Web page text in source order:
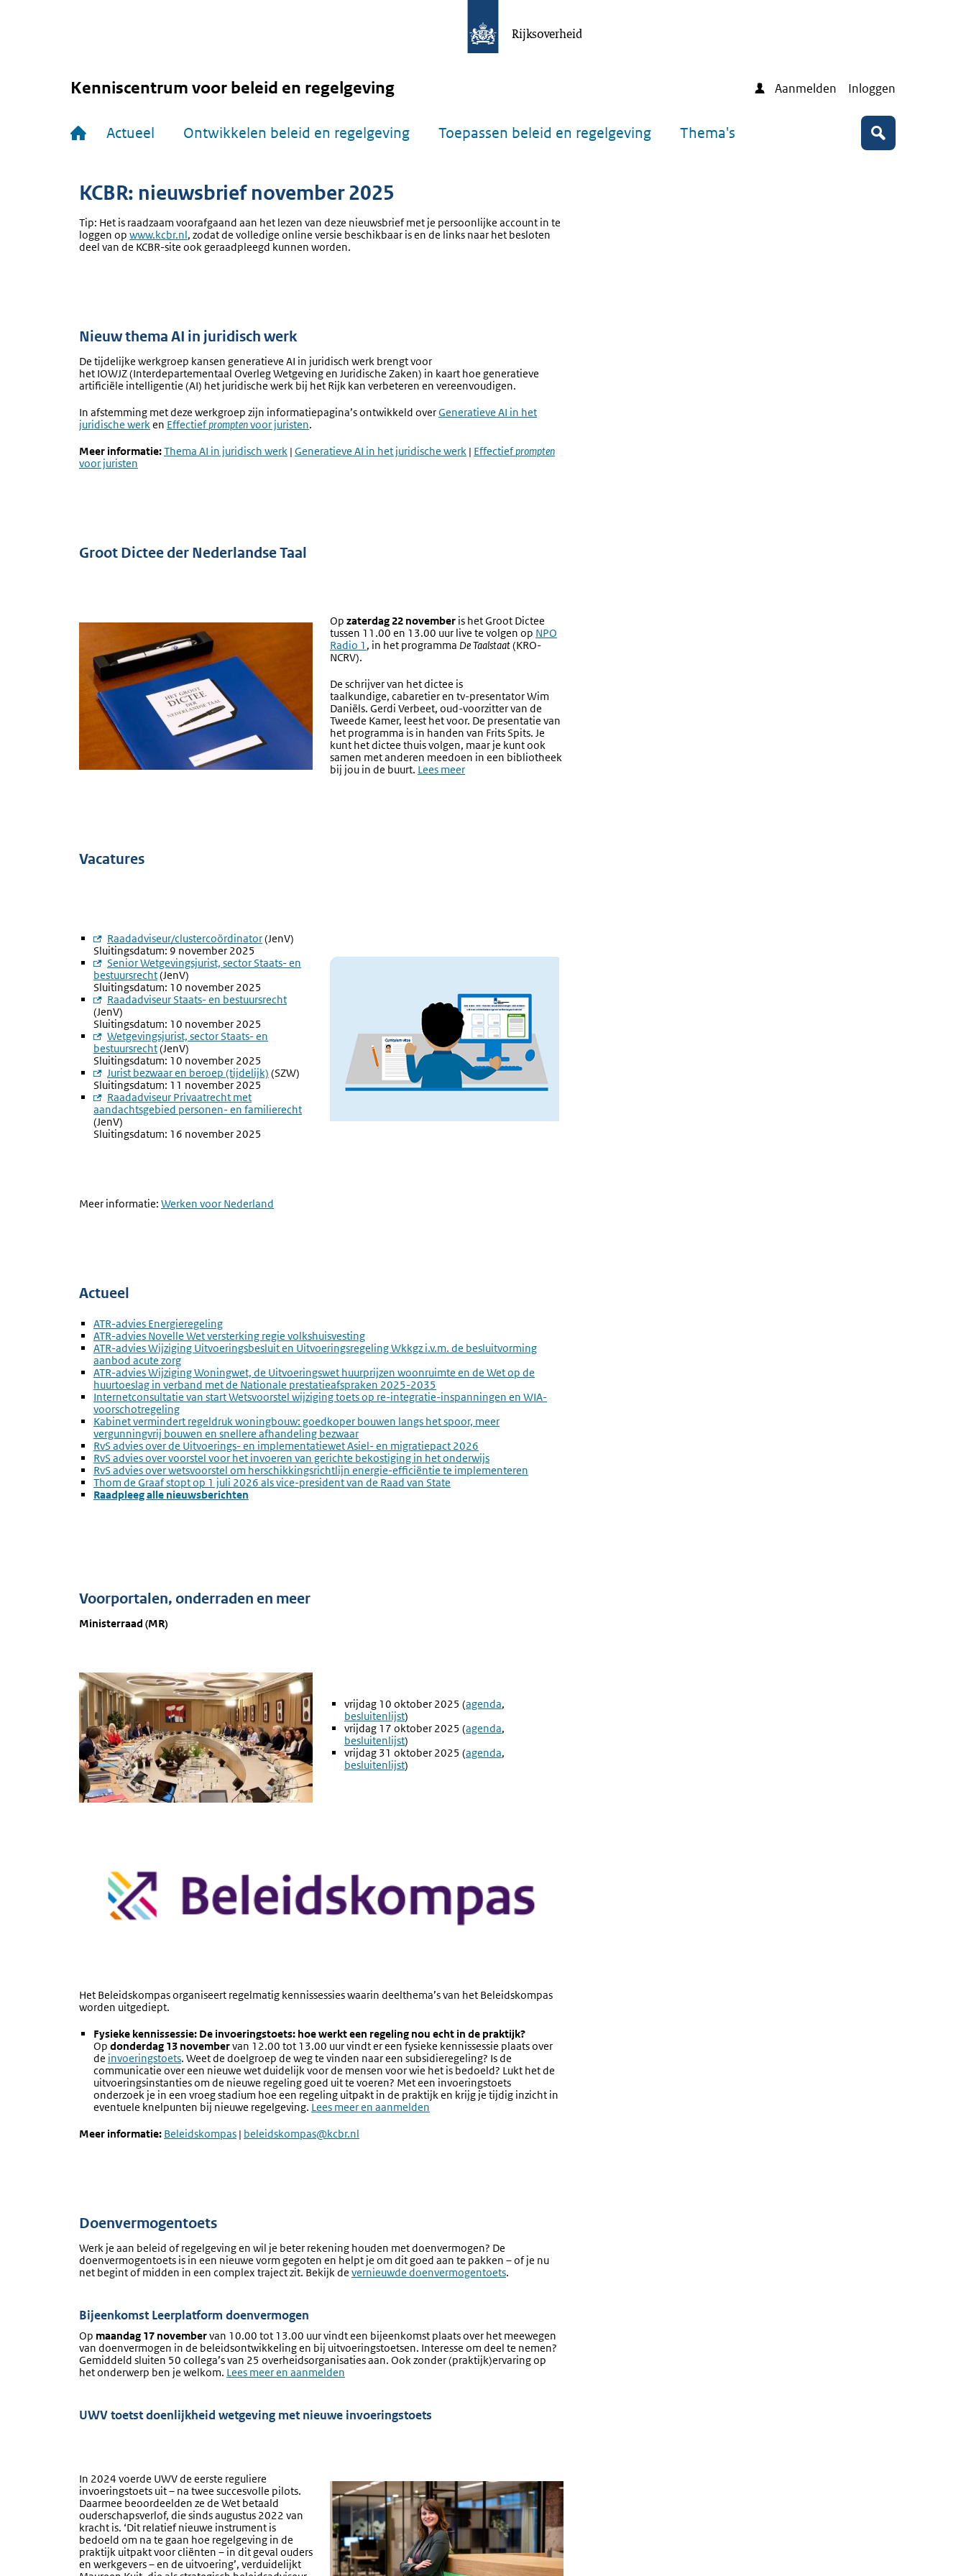
Rijksoverheid
Kenniscentrum voor beleid en regelgeving Aanmelden Inloggen
Actueel Ontwikkelen beleid en regelgeving Toepassen beleid en regelgeving Thema's Zoeken
KCBR: nieuwsbrief november 2025
Tip: Het is raadzaam voorafgaand aan het lezen van deze nieuwsbrief met je persoonlijke account in te
loggen op www.kcbr.nl, zodat de volledige online versie beschikbaar is en de links naar het besloten
deel van de KCBR-site ook geraadpleegd kunnen worden.
Nieuw thema AI in juridisch werk
De tijdelijke werkgroep kansen generatieve AI in juridisch werk brengt voor
het IOWJZ (Interdepartementaal Overleg Wetgeving en Juridische Zaken) in kaart hoe generatieve
artificiële intelligentie (AI) het juridische werk bij het Rijk kan verbeteren en vereenvoudigen.
In afstemming met deze werkgroep zijn informatiepagina’s ontwikkeld overGeneratieve AI in het
juridische werken Effectiefpromptenvoor juristen.
Meer informatie:Thema AI in juridisch werk | Generatieve AI in het juridische werk | Effectiefprompten
voor juristen
Groot Dictee der Nederlandse Taal
Op zaterdag 22 november is het Groot Dictee
tussen 11.00 en 13.00 uur live te volgen op Externe
link:
NPO
Radio 1 , in het programma De Taalstaat(KRO-
NCRV).
De schrijver van het dictee is
taalkundige, cabaretier en tv-presentator Wim
Daniëls. Gerdi Verbeet, oud-voorzitter van de
Tweede Kamer, leest het voor. De presentatie van
het programma is in handen van Frits Spits. Je
kunt het dictee thuis volgen, maar je kunt ook
samen met anderen meedoen in een bibliotheek
bij jou in de buurt. Externe
Lees meer
Vacatures
Externe
link:
Raadadviseur/clustercoördinator(JenV)
Sluitingsdatum: 9 november 2025
Externe
link:
Senior Wetgevingsjurist, sector Staats- en
bestuursrecht(JenV)
Sluitingsdatum: 10 november 2025
Externe
link:
Raadadviseur Staats- en bestuursrecht
(JenV)
Sluitingsdatum: 10 november 2025
Externe
link:
Wetgevingsjurist, sector Staats- en
bestuursrecht(JenV)
Sluitingsdatum: 10 november 2025
Externe
link:
Jurist bezwaar en beroep (tijdelijk) (SZW)
Sluitingsdatum: 11 november 2025
Externe
link:
Raadadviseur Privaatrecht met
aandachtsgebied personen- en familierecht
(JenV)
Sluitingsdatum: 16 november 2025
Afbeelding
Meer informatie: Externe
Werken voor Nederland
Actueel
Externe
link:
ATR-advies Energieregeling
Externe
link:
ATR-advies Novelle Wet versterking regie volkshuisvesting
Externe
link:
ATR-advies Wijziging Uitvoeringsbesluit en Uitvoeringsregeling Wkkgz i.v.m. de besluitvorming
aanbod acute zorg
Externe
link:
ATR-advies Wijziging Woningwet, de Uitvoeringswet huurprijzen woonruimte en de Wet op de
huurtoeslag in verband met de Nationale prestatieafspraken 2025-2035
Externe
link:
Internetconsultatie van start Wetsvoorstel wijziging toets op re-integratie-inspanningen en WIA-
voorschotregeling
Externe
link:
Kabinet vermindert regeldruk woningbouw: goedkoper bouwen langs het spoor, meer
vergunningvrij bouwen en snellere afhandeling bezwaar
Externe
link:
RvS advies over de Uitvoerings- en implementatiewet Asiel- en migratiepact 2026
Externe
link:
RvS advies over voorstel voor het invoeren van gerichte bekostiging in het onderwijs
Externe
link:
RvS advies over wetsvoorstel om herschikkingsrichtlijn energie-efficiëntie te implementeren
Externe
link:
Thom de Graaf stopt op 1 juli 2026 als vice-president van de Raad van State
Raadpleeg alle nieuwsberichten
Voorportalen, onderraden en meer
Ministerraad (MR)
Afbeelding
vrijdag 10 oktober 2025 (Externe
agenda,
besluitenlijst)
vrijdag 17 oktober 2025 (Externe
agenda,
besluitenlijst)
vrijdag 31 oktober 2025 (Externe
agenda,
besluitenlijst)
Het Beleidskompas organiseert regelmatig kennissessies waarin deelthema’s van het Beleidskompas
worden uitgediept.
Fysieke kennissessie: De invoeringstoets: hoe werkt een regeling nou echt in de praktijk?
Op donderdag 13 novembervan 12.00 tot 13.00 uur vindt er een fysieke kennissessie plaats over
de invoeringstoets. Weet de doelgroep de weg te vinden naar een subsidieregeling? Is de
communicatie over een nieuwe wet duidelijk voor de mensen voor wie het is bedoeld? Lukt het de
uitvoeringsinstanties om de nieuwe regeling goed uit te voeren? Met een invoeringstoets
onderzoek je in een vroeg stadium hoe een regeling uitpakt in de praktijk en krijg je tijdig inzicht in
eventuele knelpunten bij nieuwe regelgeving. Lees meer en aanmelden
Meer informatie: Externe
Beleidskompas | beleidskompas@kcbr.nl
Doenvermogentoets
Werk je aan beleid of regelgeving en wil je beter rekening houden met doenvermogen? De
doenvermogentoets is in een nieuwe vorm gegoten en helpt je om dit goed aan te pakken – of je nu
net begint of midden in een complex traject zit. Bekijk de vernieuwde doenvermogentoets.
Bijeenkomst Leerplatform doenvermogen
Op maandag 17 novembervan 10.00 tot 13.00 uur vindt een bijeenkomst plaats over het meewegen
van doenvermogen in de beleidsontwikkeling en bij uitvoeringstoetsen. Interesse om deel te nemen?
Gemiddeld sluiten 50 collega’s van 25 overheidsorganisaties aan. Ook zonder (praktijk)ervaring op
het onderwerp ben je welkom. Externe
Lees meer en aanmelden
UWV toetst doenlijkheid wetgeving met nieuwe invoeringstoets
In 2024 voerde UWV de eerste reguliere
invoeringstoets uit – na twee succesvolle pilots.
Daarmee beoordeelden ze de Wet betaald
ouderschapsverlof, die sinds augustus 2022 van
kracht is. ‘Dit relatief nieuwe instrument is
bedoeld om na te gaan hoe regelgeving in de
praktijk uitpakt voor cliënten – in dit geval ouders
en werkgevers – en de uitvoering’, verduidelijkt
Afbeelding